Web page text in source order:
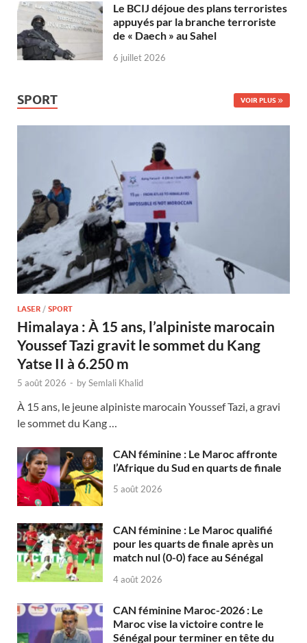
Le BCIJ déjoue des plans terroristes
appuyés par la branche terroriste
de « Daech » au Sahel
6 juillet 2026
SPORT VOIR PLUS
LASER / SPORT
Himalaya : À 15 ans, l’alpiniste marocain
Youssef Tazi gravit le sommet du Kang
Yatse II à 6.250 m
5 août 2026 - bySemlali Khalid
À 15 ans, le jeune alpiniste marocain Youssef Tazi, a gravi
le sommet du Kang …
CAN féminine : Le Maroc affronte
l’Afrique du Sud en quarts de finale
5 août 2026
CAN féminine : Le Maroc qualifié
pour les quarts de finale après un
match nul (0-0) face au Sénégal
4 août 2026
CAN féminine Maroc-2026 : Le
Maroc vise la victoire contre le
Sénégal pour terminer en tête du